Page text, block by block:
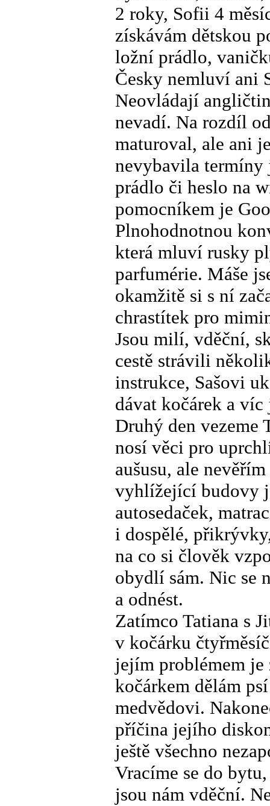
2 roky, Sofii 4
získávám dětskou
ložní prádlo,
Česky nemluví ani
Neovládají
nevadí. Na rozdíl
maturoval, ale ani
nevybavila termíny
prádlo či heslo na
pomocníkem je
Plnohodnotnou
která mluví rusky
parfumérie. Máše
okamžitě si s ní
chrastítek pro
Jsou milí, vděční,
cestě strávili
instrukce, Sašovi
dávat kočárek a
Druhý den vezeme
nosí věci pro
aušusu, ale
vyhlížející budovy
autosedaček,
i dospělé,
na co si člověk
obydlí sám. Nic se
a odnést.
Zatímco Tatiana s
v kočárku
jejím problémem je
kočárkem dělám
medvědovi.
příčina jejího
ještě všechno
Vracíme se do
jsou nám vděční.